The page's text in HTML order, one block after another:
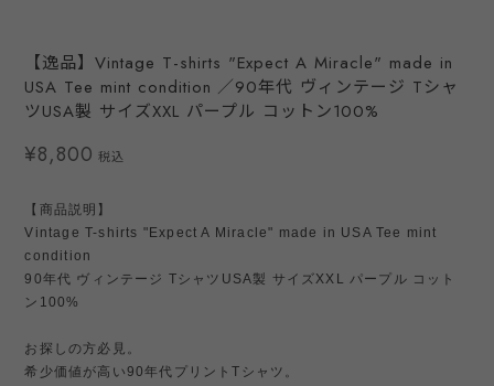
【逸品】Vintage T-shirts "Expect A Miracle" made in
USA Tee mint condition ／90年代 ヴィンテージ Tシャ
ツUSA製 サイズXXL パープル コットン100%
¥8,800 税込
【商品説明】
Vintage T-shirts "Expect A Miracle" made in USA Tee mint
condition
90年代 ヴィンテージ TシャツUSA製 サイズXXL パープル コット
ン100%
お探しの方必見。
希少価値が高い90年代プリントTシャツ。